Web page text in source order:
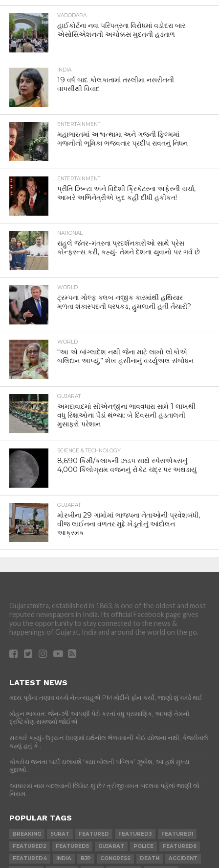
VADODARA
હાઈકોર્ટના નવા પરિપત્રના વિરોધમાં વડોદરા બાર
એસોસિએશનની અચોક્કસ મુદતની હડતાળ
INDIA
19 વર્ષ બાદ કોલકાતામાં તસ્લીમા નસરીનની
વાપસીથી વિવાદ
ENTERTAINMENT
મહાભારતમાં અશ્વત્થામા અને ગજની ફિલ્મમાં
ગજનીની ભૂમિકા ભજવનાર પ્રદીપ રાવતનું નિધન
ENTERTAINMENT
પ્રીતિ ઝિન્ટા અને વિદેશી ક્રિકેટરના અફેરની ચર્ચા,
આખરે અભિનેત્રીએ ખુદ કહી દીધી હકીકત!
NATIONAL
રાહુલે જંતર-મંતરના પ્રદર્શનકારીઓ સાથે પ્રેસ
કોન્ફરન્સ કરી, કહ્યું- તેમને દેશના યુવાનો પર ગર્વ છે
WORLD
ટ્રમ્પના ગોલ્ફ ક્લબ નજીક કારમાંથી હથિયાર
મળતા શંકાસ્પદની ધરપકડ, હુમલાની હતી તૈયારી?
WORLD
“આ એ બાંગ્લાદેશ નથી જેના માટે લાખો લોકોએ
બલિદાન આપ્યું,” શેખ હસીનાનું વર્ચ્યુઅલ સંબોધન
GUJARAT
અમદાવાદમાં સીએનજીના ભાવવધારા સામે 1 લાખથી
વધુ રિક્ષાઓના પૈડાં થંભ્યા: બે દિવસની હડતાલની
મુસાફરો પરેશાન
SCIENCE & TECHNOLOGY
8,690 કિમી/કલાકની ઝડપ સાથે સ્પેસએક્સનું
4,000 કિલોગ્રામ વજનનું રોકેટ ચંદ્ર પર અથડાયું
GUJARAT
મોરબીના 29 ગામોમાં ભાજપના નેતાઓની પ્રવેશબંધી,
વીજ લાઈનના વળતર મુદ્દે ખેડૂતોનું આંદોલન
આક્રમક
Gujaratmitra, established in 1863, is one of the oldest and most
reputed newspapers in India. Its official Facebook page gives
you the opportunity to stay connected to the news &
happenings of Gujarat, India and around the world on the go.
LATEST NEWS
મધ્ય પૂર્વના તણાવ વચ્ચે નેતન્યાહૂએ PM મોદીને ફોન કર્યો, જાણો શું ચર્ચા થઈ
મોહન ભાગવત: જેન-ઝી આપણી પેઢી કરતાં વધુ પ્રામાણિક, આપણે તેમનો
દ્રષ્ટિકોણ સમજવો જોઈએ
સરકારે કહ્યું- ઉડ્ડયન ઇંધણમાં ઇથેનોલ ભેળવવાની કોઈ યોજના નથી, કેજરીવાલે
કહ્યું હતું કે..
કોકરોચ જનતા પાર્ટી ચલાવશે ‘ક્યા બોલતી પબ્લિક’ ઝુંબેશ, આ હશે મુખ્ય
મુદ્દાઓ..
આધારમાં નામ બદલવાની લિમિટ શું છે? ત્રીજી વખત બદલવા પહેલાં જાણી લો
નિયમ
POPULAR TAGS
BREAKING SURAT FEATURED FEATURED3
FEATURED1
FEATURED2
FEATURED5 GUJARAT POLICE
FEATURED6
FEATURED4
INDIA BJP CONGRESS DEATH
ACCIDENT